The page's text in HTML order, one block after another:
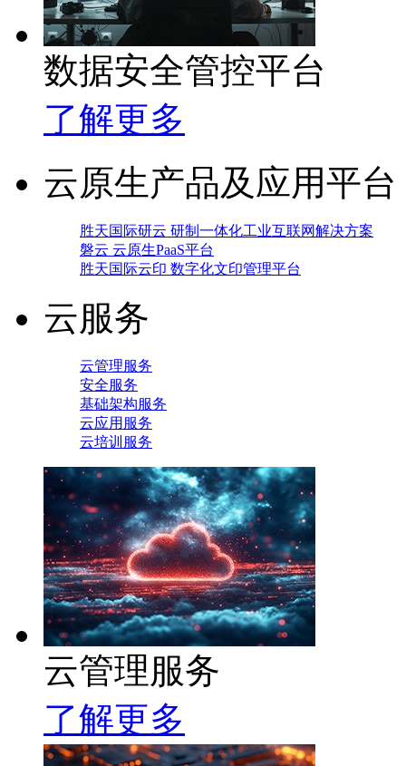
数据安全管控平台
了解更多
云原生产品及应用平台
胜天国际研云 研制一体化工业互联网解决方案
磐云 云原生PaaS平台
胜天国际云印 数字化文印管理平台
云服务
云管理服务
安全服务
基础架构服务
云应用服务
云培训服务
云管理服务
了解更多